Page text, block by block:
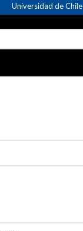
Universidad de Chile